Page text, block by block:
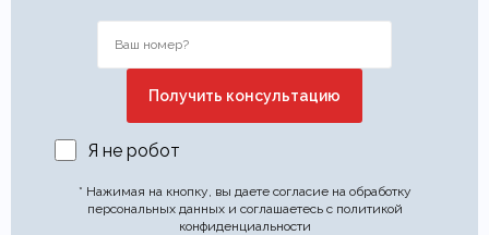
Я не робот
* Нажимая на кнопку, вы даете согласие на обработку
персональных данных и соглашаетесь с политикой
конфиденциальности